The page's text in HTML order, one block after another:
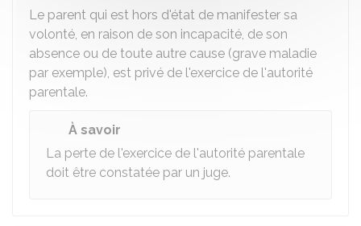
Le parent qui est hors d'état de manifester sa
volonté, en raison de son incapacité, de son
absence ou de toute autre cause (grave maladie
par exemple), est privé de l'exercice de l'autorité
parentale.
À savoir
La perte de l'exercice de l'autorité parentale
doit être constatée par un juge.